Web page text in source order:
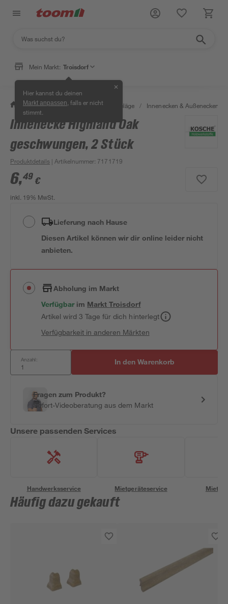
Mein Markt: Troisdorf
Hier kannst du deinen
Markt anpassen , falls er nicht
stimmt.
✕
/ Bauen & Renovieren / Bodenbeläge / Innenecken & Außenecken
Innenecke Highland Oak
geschwungen, 2 Stück
Produktdetails | Artikelnummer: 7171719
6,49 €
inkl. 19% MwSt.
Lieferung nach Hause
Diesen Artikel können wir dir online leider nicht
anbieten.
Abholung im Markt
Verfügbar im MarktTroisdorf
Artikel wird 3 Tage für dich hinterlegt
Verfügbarkeit in anderen Märkten
Anzahl: In den Warenkorb
Fragen zum Produkt?
Sofort-Videoberatung aus dem Markt
Unsere passenden Services
Handwerksservice Mietgeräteservice
Häufig dazu gekauft